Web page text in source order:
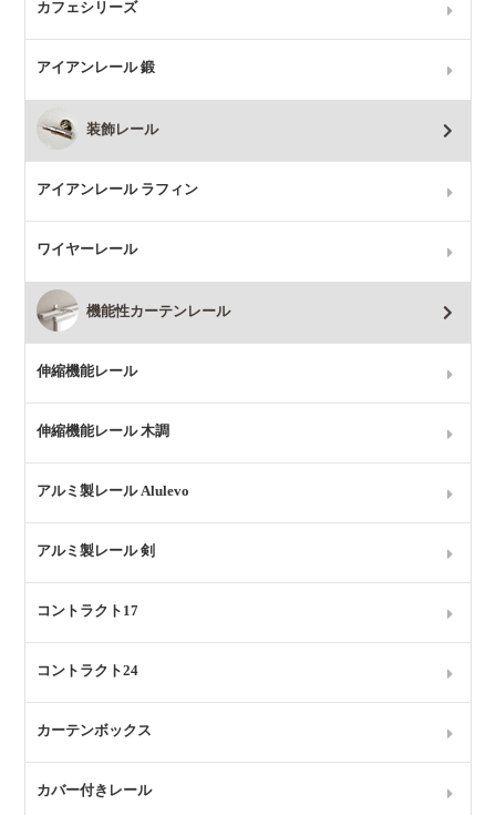
カフェシリーズ
アイアンレール 鍛
装飾レール
アイアンレール ラフィン
ワイヤーレール
機能性カーテンレール
伸縮機能レール
伸縮機能レール 木調
アルミ製レール Alulevo
アルミ製レール 剣
コントラクト17
コントラクト24
カーテンボックス
カバー付きレール